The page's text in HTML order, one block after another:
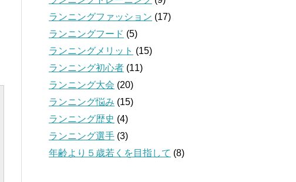
ランニングファッション (17)
ランニングフード (5)
ランニングメリット (15)
ランニング初心者 (11)
ランニング大会 (20)
ランニング悩み (15)
ランニング歴史 (4)
ランニング選手 (3)
年齢より５歳若くを目指して (8)